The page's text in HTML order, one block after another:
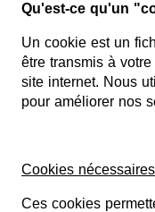
Qu'est-ce qu'un
Un cookie est un
être transmis à
site internet. Nous
pour améliorer nos
Cookies
Ces cookies